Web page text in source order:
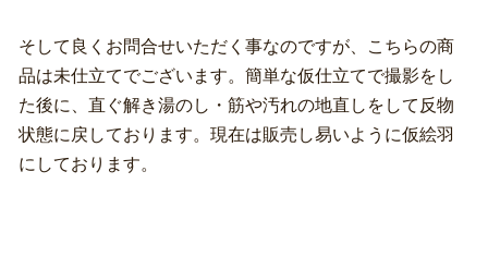
そして良くお問合せいただく事なのですが、こちらの商
品は未仕立てでございます。簡単な仮仕立てで撮影をし
た後に、直ぐ解き湯のし・筋や汚れの地直しをして反物
状態に戻しております。現在は販売し易いように仮絵羽
にしております。